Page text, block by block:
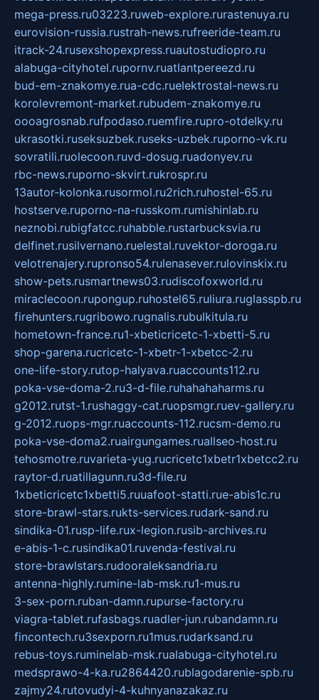
mega-press.ru03223.ruweb-explore.rurastenuya.ru
eurovision-russia.rustrah-news.rufreeride-team.ru
itrack-24.rusexshopexpress.ruautostudiopro.ru
alabuga-cityhotel.rupornv.ruatlantpereezd.ru
bud-em-znakomye.rua-cdc.ruelektrostal-news.ru
korolevremont-market.rubudem-znakomye.ru
oooagrosnab.rufpodaso.ruemfire.rupro-otdelky.ru
ukrasotki.ruseksuzbek.ruseks-uzbek.ruporno-vk.ru
sovratili.ruolecoon.ruvd-dosug.ruadonyev.ru
rbc-news.ruporno-skvirt.rukrospr.ru
13autor-kolonka.rusormol.ru2rich.ruhostel-65.ru
hostserve.ruporno-na-russkom.rumishinlab.ru
neznobi.rubigfatcc.ruhabble.rustarbucksvia.ru
delfinet.rusilvernano.ruelestal.ruvektor-doroga.ru
velotrenajery.rupronso54.rulenasever.rulovinskix.ru
show-pets.rusmartnews03.rudiscofoxworld.ru
miraclecoon.rupongup.ruhostel65.ruliura.ruglasspb.ru
firehunters.rugribowo.rugnalis.rubulkitula.ru
hometown-france.ru1-xbeticricetc-1-xbetti-5.ru
shop-garena.rucricetc-1-xbetr-1-xbetcc-2.ru
one-life-story.rutop-halyava.ruaccounts112.ru
poka-vse-doma-2.ru3-d-file.ruhahahaharms.ru
g2012.rutst-1.rushaggy-cat.ruopsmgr.ruev-gallery.ru
g-2012.ruops-mgr.ruaccounts-112.rucsm-demo.ru
poka-vse-doma2.ruairgungames.ruallseo-host.ru
tehosmotre.ruvarieta-yug.rucricetc1xbetr1xbetcc2.ru
raytor-d.ruatillagunn.ru3d-file.ru
1xbeticricetc1xbetti5.ruuafoot-statti.rue-abis1c.ru
store-brawl-stars.rukts-services.rudark-sand.ru
sindika-01.rusp-life.rux-legion.rusib-archives.ru
e-abis-1-c.rusindika01.ruvenda-festival.ru
store-brawlstars.rudooraleksandria.ru
antenna-highly.rumine-lab-msk.ru1-mus.ru
3-sex-porn.ruban-damn.rupurse-factory.ru
viagra-tablet.rufasbags.ruadler-jun.rubandamn.ru
fincontech.ru3sexporn.ru1mus.rudarksand.ru
rebus-toys.ruminelab-msk.rualabuga-cityhotel.ru
medsprawo-4-ka.ru2864420.rublagodarenie-spb.ru
zajmy24.rutovudyi-4-kuhnyanazakaz.ru